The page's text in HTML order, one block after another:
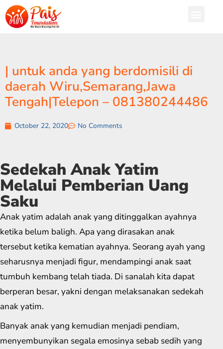
| untuk anda yang berdomisili di
daerah Wiru,Semarang,Jawa
Tengah|Telepon – 081380244486
October 22, 2020 No Comments
Sedekah Anak Yatim
Melalui Pemberian Uang
Saku
Anak yatim adalah anak yang ditinggalkan ayahnya
ketika belum baligh. Apa yang dirasakan anak
tersebut ketika kematian ayahnya. Seorang ayah yang
seharusnya menjadi figur, mendampingi anak saat
tumbuh kembang telah tiada. Di sanalah kita dapat
berperan besar, yakni dengan melaksanakan sedekah
anak yatim.
Banyak anak yang kemudian menjadi pendiam,
menyembunyikan segala emosinya sebab sedih yang